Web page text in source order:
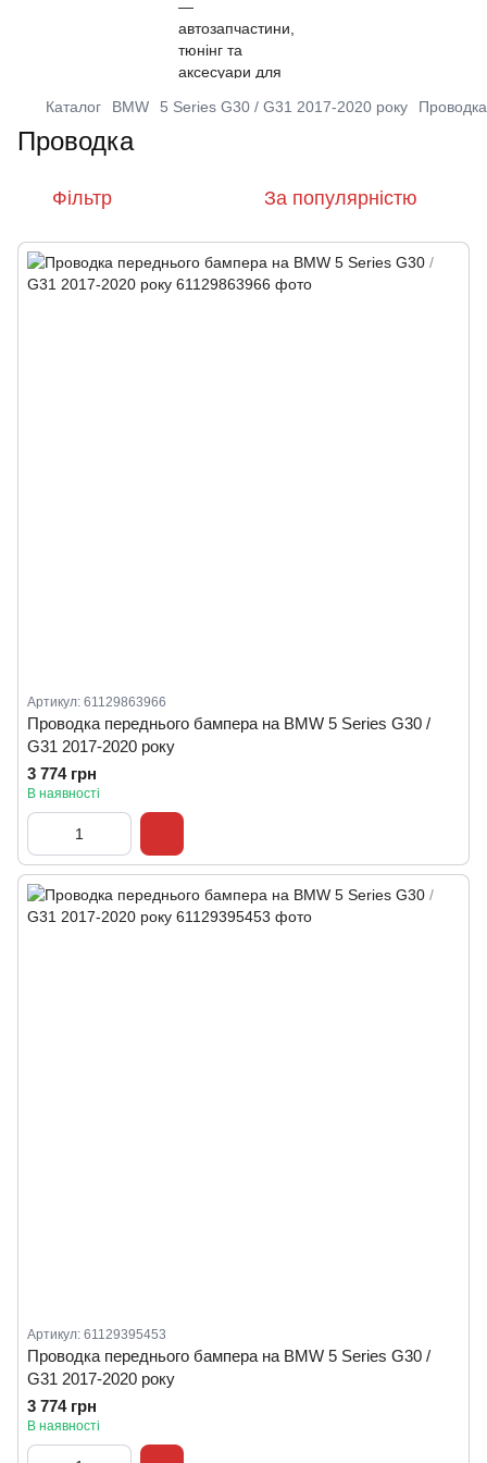
Каталог BMW 5 Series G30 / G31 2017-2020 року Проводка
Проводка
Фільтр За популярністю
Артикул: 61129863966
Проводка переднього бампера на BMW 5 Series G30 /
G31 2017-2020 року
3 774 грн
В наявності
Артикул: 61129395453
Проводка переднього бампера на BMW 5 Series G30 /
G31 2017-2020 року
3 774 грн
В наявності